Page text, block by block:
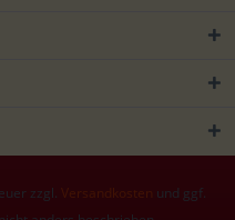
zzgl. Versandkosten und ggf.